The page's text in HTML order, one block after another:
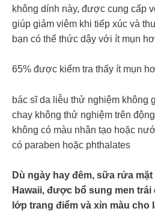
không dính này, được cung cấp
giúp giảm viêm khi tiếp xúc và
bạn có thể thức dậy với ít mụn
65% được kiểm tra thấy ít mụn
bác sĩ da liễu thử nghiệm không
chay không thử nghiệm trên
không có màu nhân tạo hoặc
có paraben hoặc phthalates
Dù ngày hay đêm, sữa rửa
Hawaii, được bổ sung men
lớp trang điểm và xỉn màu